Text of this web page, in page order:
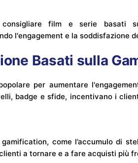
film e serie basati
l'engagement e la soddisfazione
Basati sulla
per aumentare
badge e sfide, incentivano i
come l’accumulo di
a tornare e a fare acquisti più